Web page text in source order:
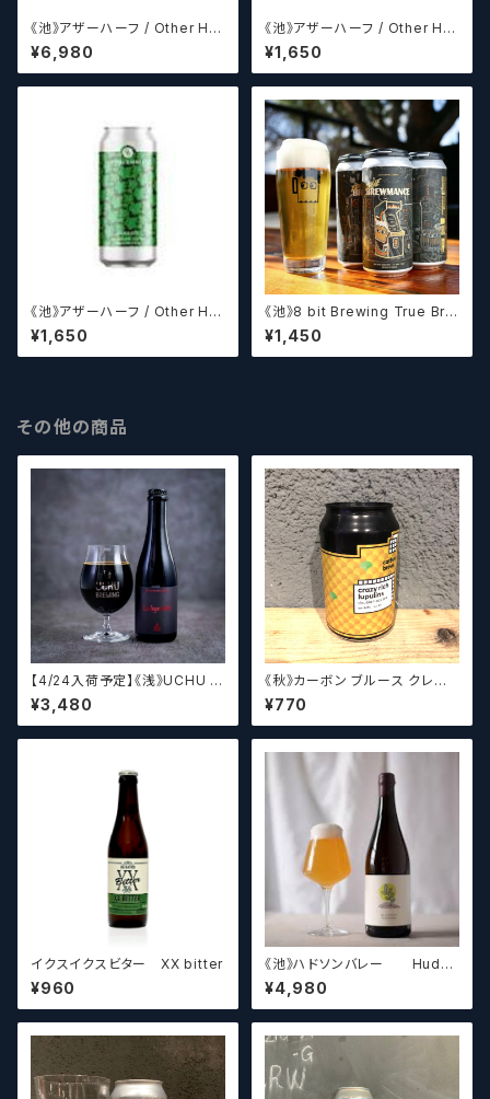
《池》アザーハーフ / Other Hal
f Brewing Triple Drupe【ク
ラフトビールシザーズ】
¥6,980
《池》アザーハーフ / Other Hal
f Brewing Hop Duos! - Citr
a + Galaxy 【クラフトビールシ
ザーズ】
¥1,650
《池》アザーハーフ / Other Hal
f Brewing Dank Ivy【クラフト
ビールシザーズ】
¥1,650
《池》8 bit Brewing True Bre
wmance (473ml) / トゥルー
ブルーマンス【クラフトビール】
¥1,450
その他の商品
【4/24入荷予定】《浅》UCHU B
REWING LabyrinthN【クラフト
ビール】
¥3,480
《秋》カーボン ブルース クレイ
ジーリッチルプリンズ Carbo
n Brews Crazy rich Lupulin
s【クラフトビール】
¥770
イクスイクスビター XX bitter
¥960
《池》ハドソンバレー Hudso
n Valley Blossom
¥4,980